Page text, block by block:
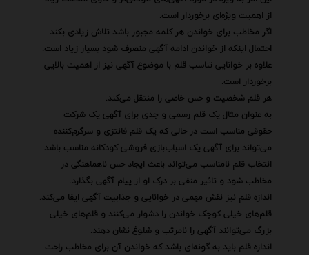
از اهمیت ویژه‌ای برخوردار است.
اگر مخاطب برای خواندن هر کلمه مجبور باشد تلاش زیادی بکند
احتمال اینکه از خواندن ادامه آگهی منصرف شود بسیار زیاد است.
علاوه بر خوانایی تناسب قلم با موضوع آگهی نیز از اهمیت بالایی
برخوردار است.
هر قلم شخصیت و حس خاصی را منتقل می‌کند.
به عنوان مثال یک قلم رسمی و جدی برای آگهی یک شرکت
حقوقی مناسب است در حالی که یک قلم فانتزی و سرگرم‌کننده
می‌تواند برای آگهی یک اسباب‌بازی فروشی کودکانه مناسب باشد.
انتخاب قلم نامناسب می‌تواند باعث ایجاد حس ناهماهنگی در
مخاطب شود و تاثیر منفی بر درک او از پیام آگهی بگذارد.
اندازه قلم نیز نقش مهمی در خوانایی و جذابیت آگهی ایفا می‌کند.
قلم‌های خیلی کوچک خواندن را دشوار می‌کنند و قلم‌های خیلی
بزرگ می‌توانند آگهی را نامرتب و شلوغ نشان دهند.
اندازه قلم باید به گونه‌ای باشد که خواندن آن برای مخاطب راحت